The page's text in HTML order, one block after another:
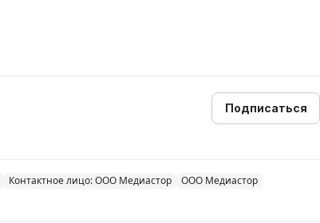
Подписаться
Контактное лицо: ООО Медиастор
ООО Медиастор